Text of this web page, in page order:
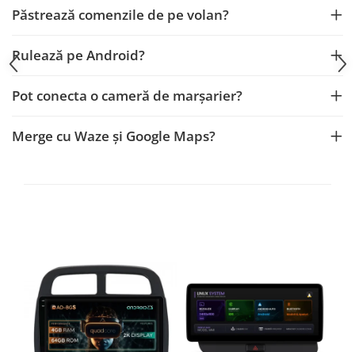
Dodge
Navigații auto universale
Păstrează comenzile de pe volan?
Rulează pe Android?
Pot conecta o cameră de marșarier?
Merge cu Waze și Google Maps?